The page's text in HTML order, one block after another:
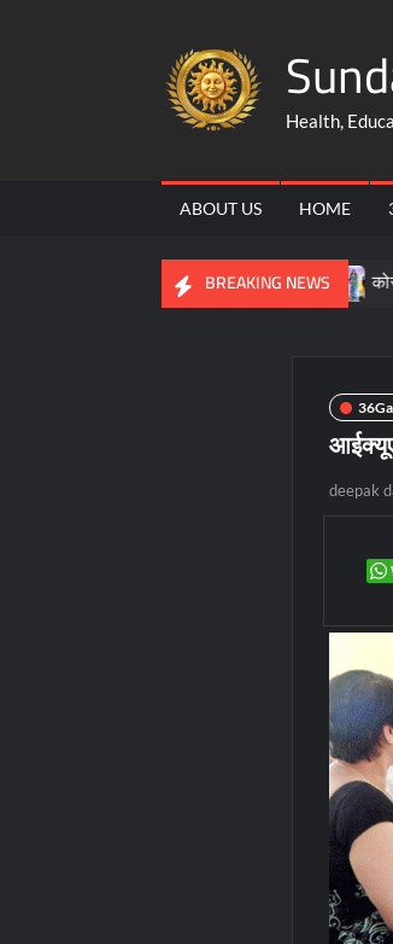
Health,
ABOUT US HOME
BREAKING NEWS
ग्रामीण उद्यमिता की बने मिसाल कोसा सिल्क
deepak